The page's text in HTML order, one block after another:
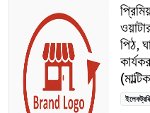
পিঠ,